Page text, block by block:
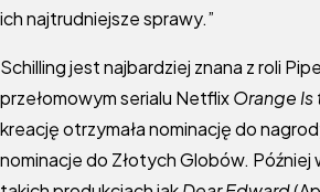
ich najtrudniejsze sprawy.”
Schilling jest najbardziej znana z roli
przełomowym serialu NetflixOrange
kreację otrzymała nominację do
nominacje do Złotych Globów. Później